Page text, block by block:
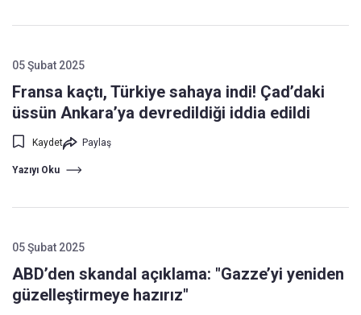
05 Şubat 2025
Fransa kaçtı, Türkiye sahaya indi! Çad’daki
üssün Ankara’ya devredildiği iddia edildi
Kaydet Paylaş
Yazıyı Oku
05 Şubat 2025
ABD’den skandal açıklama: "Gazze’yi yeniden
güzelleştirmeye hazırız"